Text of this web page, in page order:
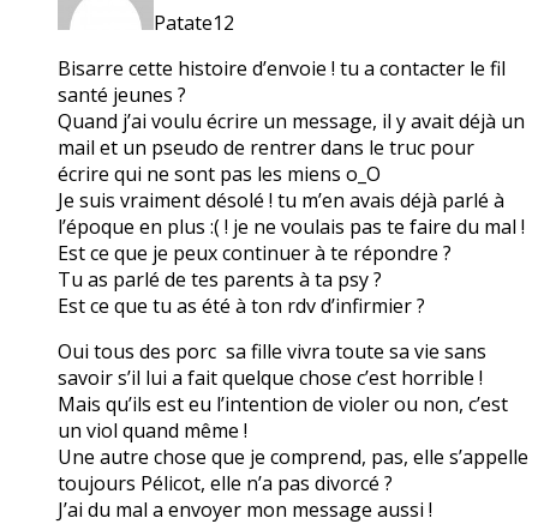
Patate12
Bisarre cette histoire d’envoie ! tu a contacter le fil
santé jeunes ?
Quand j’ai voulu écrire un message, il y avait déjà un
mail et un pseudo de rentrer dans le truc pour
écrire qui ne sont pas les miens o_O
Je suis vraiment désolé ! tu m’en avais déjà parlé à
l’époque en plus :( ! je ne voulais pas te faire du mal !
Est ce que je peux continuer à te répondre ?
Tu as parlé de tes parents à ta psy ?
Est ce que tu as été à ton rdv d’infirmier ?
Oui tous des porc sa fille vivra toute sa vie sans
savoir s’il lui a fait quelque chose c’est horrible !
Mais qu’ils est eu l’intention de violer ou non, c’est
un viol quand même !
Une autre chose que je comprend, pas, elle s’appelle
toujours Pélicot, elle n’a pas divorcé ?
J’ai du mal a envoyer mon message aussi !